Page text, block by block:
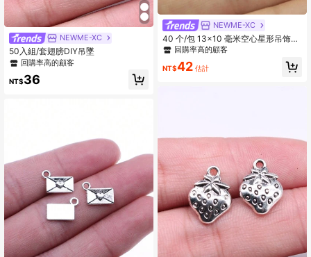
NEWME-XC
50入組/套翅膀DIY吊墜
回購率高的顧客
NT$36
NEWME-XC
40 个/包 13x10 毫米空心星形吊饰，
适用于 DIY 耳环、项链、手链、钥匙
回購率高的顧客
NT$42 估計